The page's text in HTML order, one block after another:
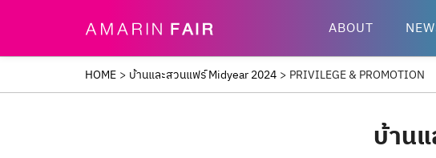
ABOUT
HOME > บ้านและสวนแฟร์ Midyear 2024 > PRIVILEGE & PROMOTION
บ้าน